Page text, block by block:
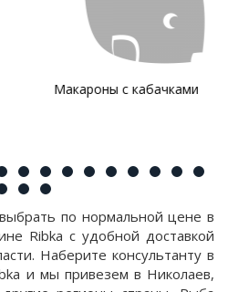
с кабачками
по нормальной цене в
Ribka с удобной доставкой
Наберите консультанту в
и мы привезем в Николаев,